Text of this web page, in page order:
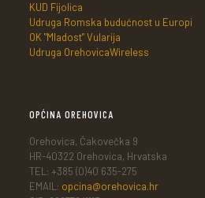
KUD Fijolica
Udruga Romska budućnost u Europi
OK "Mladost" Vularija
Udruga OrehovicaWireless
OPĆINA OREHOVICA
Orehovica, Čakovečka 9
HR-40322 Orehovica, Hrvatska
TEL: +385 (0)40 635-275
EMAIL: opcina@orehovica.hr